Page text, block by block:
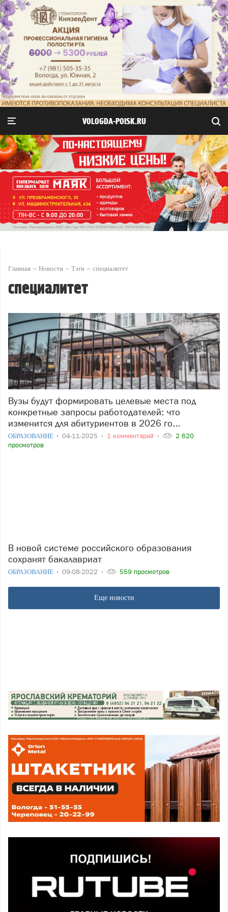
VOLOGDA-POISK.RU
Главная Новости Тэги специалитет
специалитет
Вузы будут формировать целевые места под
конкретные запросы работодателей: что
изменится для абитуриентов в 2026 го...
ОБРАЗОВАНИЕ 04-11-2025 1 комментарий
2 620
просмотров
В новой системе российского образования
сохранят бакалавриат
ОБРАЗОВАНИЕ 09-08-2022 559 просмотров
Еще новости